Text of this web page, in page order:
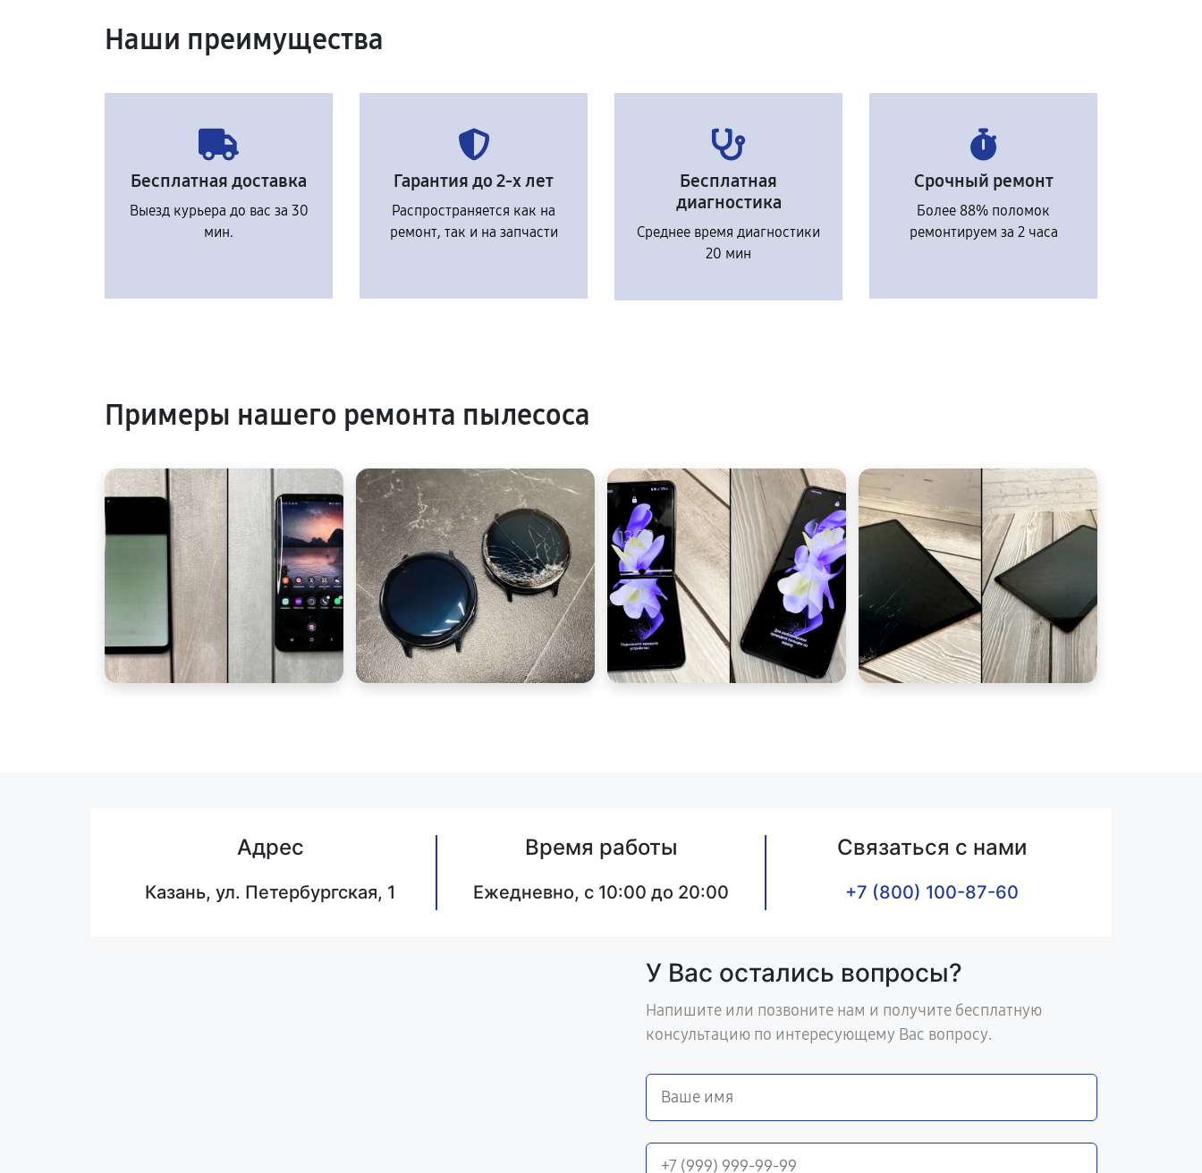
Наши преимущества
Бесплатная доставка
Выезд курьера до вас за 30
мин.
Гарантия до 2-х лет
Распространяется как на
ремонт, так и на запчасти
Бесплатная
диагностика
Среднее время диагностики
20 мин
Срочный ремонт
Более 88% поломок
ремонтируем за 2 часа
Примеры нашего ремонта пылесоса
Адрес
Казань, ул. Петербургская, 1
Время работы
Ежедневно, с 10:00 до 20:00
Связаться с нами
+7 (800) 100-87-60
У Вас остались вопросы?
Напишите или позвоните нам и получите бесплатную
консультацию по интересующему Вас вопросу.